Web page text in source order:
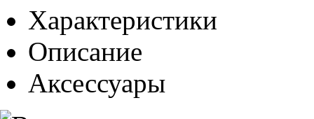
Характеристики
Описание
Аксессуары